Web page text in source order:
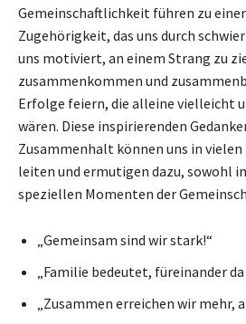
Gemeinschaftlichkeit führen zu
Zugehörigkeit, das uns durch
uns motiviert, an einem Strang zu
zusammenkommen und
Erfolge feiern, die alleine vielleicht
wären. Diese inspirierenden
Zusammenhalt können uns in vielen
leiten und ermutigen dazu, sowohl
speziellen Momenten der
„Gemeinsam sind wir stark!“
„Familie bedeutet, füreinander da
„Zusammen erreichen wir mehr,